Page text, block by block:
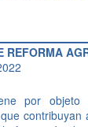
REFORMA
por objeto
contribuyan